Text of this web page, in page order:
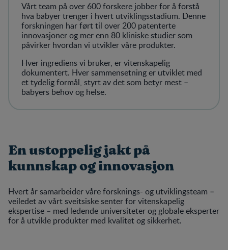
Vårt team på over 600 forskere jobber for å forstå
hva babyer trenger i hvert utviklingsstadium. Denne
forskningen har ført til over 200 patenterte
innovasjoner og mer enn 80 kliniske studier som
påvirker hvordan vi utvikler våre produkter.
Hver ingrediens vi bruker, er vitenskapelig
dokumentert. Hver sammensetning er utviklet med
et tydelig formål, styrt av det som betyr mest –
babyers behov og helse.
En ustoppelig jakt på
kunnskap og innovasjon
Hvert år samarbeider våre forsknings- og utviklingsteam –
veiledet av vårt sveitsiske senter for vitenskapelig
ekspertise – med ledende universiteter og globale eksperter
for å utvikle produkter med kvalitet og sikkerhet.